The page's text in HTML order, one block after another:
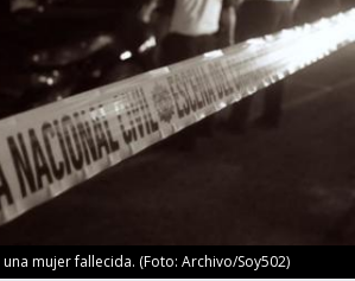
mujer fallecida. (Foto: Archivo/Soy502)